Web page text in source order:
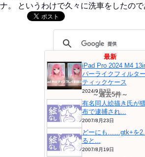
ナ。 というわけで久々に洗車をしたので
最新
iPad Pro 2024 M4
パーライクフィルタ
ティックケース
2024/9月3日
～過去5件～
有名同人絵描き氏が
布で逮捕され...
2007/8月23日
どーにも……gtk+を
ると...
2007/8月19日